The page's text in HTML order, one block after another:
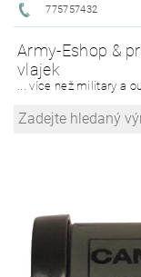
775757432
Army-Eshop &
vlajek
... více než military a